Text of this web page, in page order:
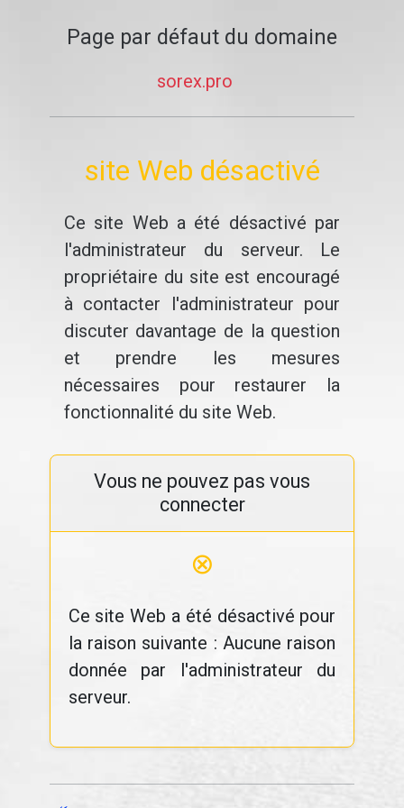
Page par défaut du domaine
sorex.pro
site Web désactivé
Ce site Web a été désactivé par
l'administrateur du serveur. Le
propriétaire du site est encouragé
à contacter l'administrateur pour
discuter davantage de la question
et prendre les mesures
nécessaires pour restaurer la
fonctionnalité du site Web.
Vous ne pouvez pas vous
connecter
⊗
Ce site Web a été désactivé pour
la raison suivante : Aucune raison
donnée par l'administrateur du
serveur.